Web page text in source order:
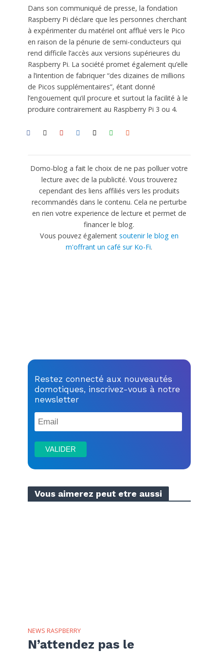
Dans son communiqué de presse, la fondation
Raspberry Pi déclare que les personnes cherchant
à expérimenter du matériel ont afflué vers le Pico
en raison de la pénurie de semi-conducteurs qui
rend difficile l’accès aux versions supérieures du
Raspberry Pi. La société promet également qu’elle
a l’intention de fabriquer “des dizaines de millions
de Picos supplémentaires”, étant donné
l’engouement qu’il procure et surtout la facilité à le
produire contrairement au Raspberry Pi 3 ou 4.
Domo-blog a fait le choix de ne pas polluer votre
lecture avec de la publicité. Vous trouverez
cependant des liens affiliés vers les produits
recommandés dans le contenu. Cela ne perturbe
en rien votre experience de lecture et permet de
financer le blog.
Vous pouvez également soutenir le blog en
m'offrant un café sur Ko-Fi.
Restez connecté aux nouveautés
domotiques, inscrivez-vous à notre
newsletter
Vous aimerez peut etre aussi
NEWS RASPBERRY
N’attendez pas le